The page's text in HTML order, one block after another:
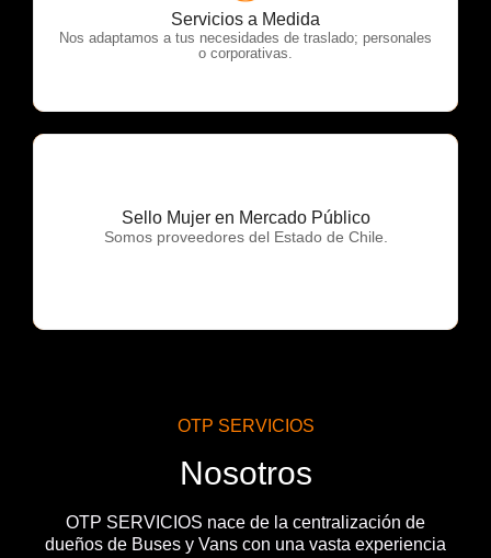
Servicios a Medida
Nos adaptamos a tus necesidades de traslado; personales
o corporativas.
OTP Servicios
Sello Mujer en Mercado Público
Somos proveedores del Estado de Chile.
OTP Servicios
OTP SERVICIOS
Nosotros
OTP SERVICIOS nace de la centralización de
dueños de Buses y Vans con una vasta experiencia